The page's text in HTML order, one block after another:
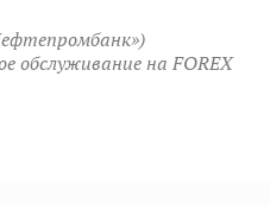
обслуживание на FOREX